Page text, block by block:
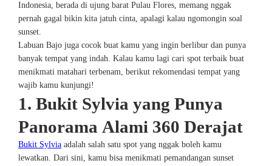
Indonesia, berada di ujung barat Pulau Flores, memang nggak
pernah gagal bikin kita jatuh cinta, apalagi kalau ngomongin soal
sunset.
Labuan Bajo juga cocok buat kamu yang ingin berlibur dan punya
banyak tempat yang indah. Kalau kamu lagi cari spot terbaik buat
menikmati matahari terbenam, berikut rekomendasi tempat yang
wajib kamu kunjungi!
1. Bukit Sylvia yang Punya
Panorama Alami 360 Derajat
Bukit Sylvia adalah salah satu spot yang nggak boleh kamu
lewatkan. Dari sini, kamu bisa menikmati pemandangan sunset